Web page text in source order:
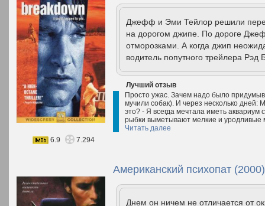
Джефф и Эми Тейлор решили
на дорогом джипе. По дороге
отморозками. А когда джип
водитель попутного трейлера Рэд
Лучший отзыв
Просто ужас. Зачем надо было
мучили собак). И через несколько дней:
это? - Я всегда мечтала иметь
рыбки выметывают мелкие и уродливые
Читать далее
6.9
7.294
Американский психопат (2000)
Днем он ничем не отличается от